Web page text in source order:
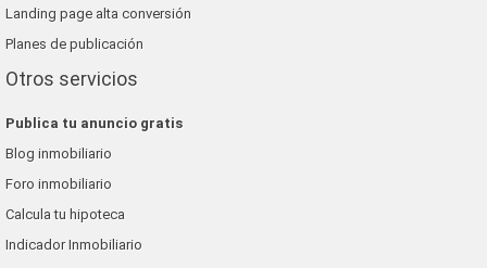
Landing page alta conversión
Planes de publicación
Otros servicios
Publica tu anuncio gratis
Blog inmobiliario
Foro inmobiliario
Calcula tu hipoteca
Indicador Inmobiliario